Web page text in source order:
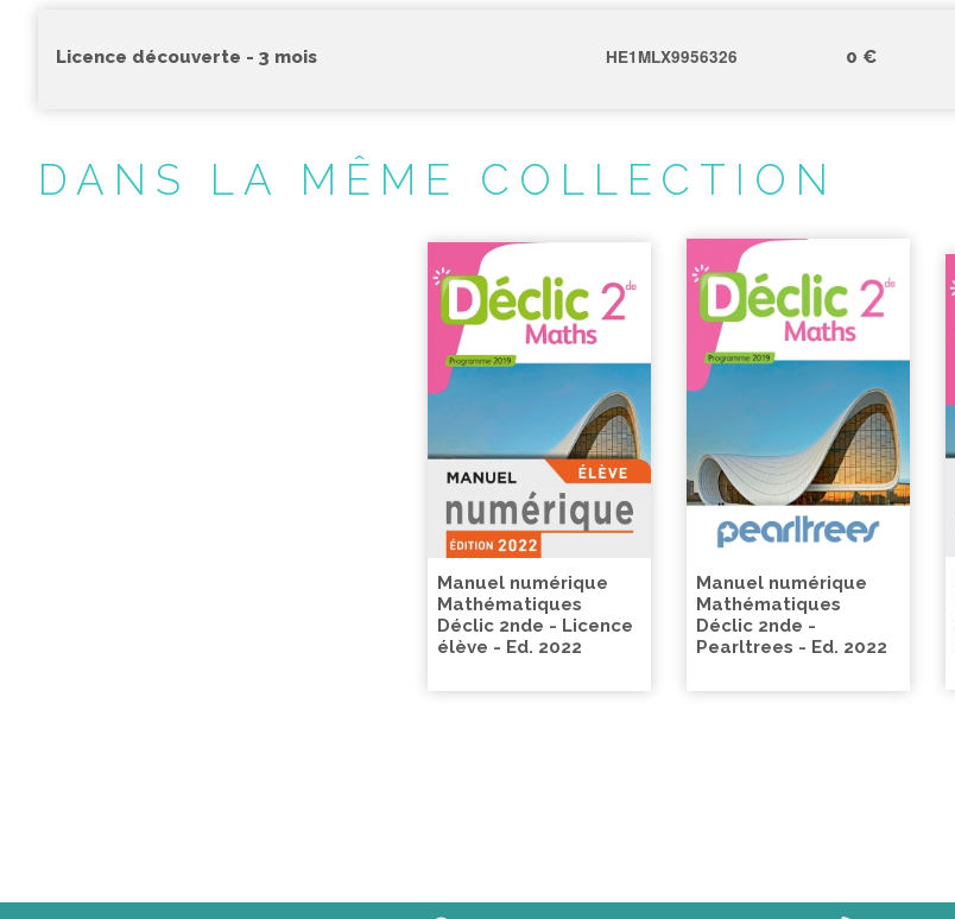
Licence découverte - 3 mois HE1MLX9956326 0 €
DANS LA MÊME COLLECTION
Manuel numérique
Mathématiques
Déclic 2nde - Licence
élève - Ed. 2022
Manuel numérique
Mathématiques
Déclic 2nde -
Pearltrees - Ed. 2022